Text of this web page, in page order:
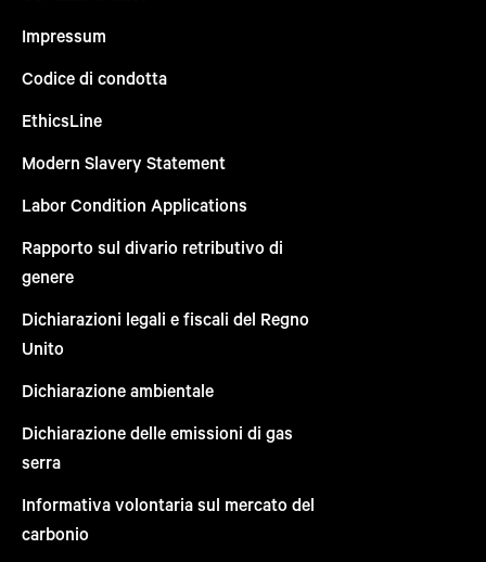
Impressum
Codice di condotta
EthicsLine
Modern Slavery Statement
Labor Condition Applications
Rapporto sul divario retributivo di
genere
Dichiarazioni legali e fiscali del Regno
Unito
Dichiarazione ambientale
Dichiarazione delle emissioni di gas
serra
Informativa volontaria sul mercato del
carbonio